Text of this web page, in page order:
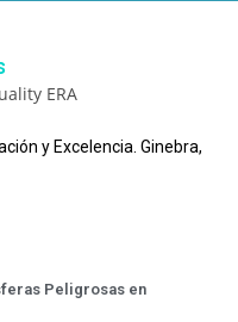
y Excelencia. Ginebra,
Peligrosas en